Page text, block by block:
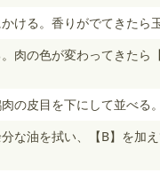
ける。香りがでてきたら
肉の色が変わってきたら
の皮目を下にして並べる。
な油を拭い、【B】を加